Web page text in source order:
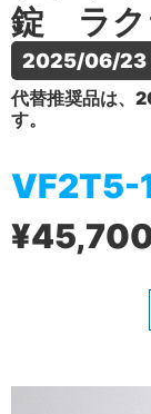
錠 ラク
2025/06/23
代替推奨品は、
す。
VF2T5-